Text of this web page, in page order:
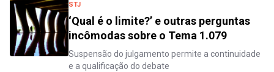
STJ
‘Qual é o limite?’ e outras perguntas
incômodas sobre o Tema 1.079
Suspensão do julgamento permite a continuidade
e a qualificação do debate